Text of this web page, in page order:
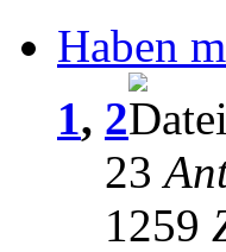
Haben
1, 2
23
1259